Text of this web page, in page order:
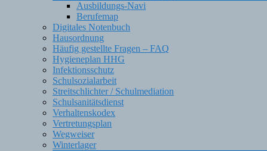
Ausbildungs-Navi
Berufemap
Digitales Notenbuch
Hausordnung
Häufig gestellte Fragen – FAQ
Hygieneplan HHG
Infektionsschutz
Schulsozialarbeit
Streitschlichter / Schulmediation
Schulsanitätsdienst
Verhaltenskodex
Vertretungsplan
Wegweiser
Winterlager